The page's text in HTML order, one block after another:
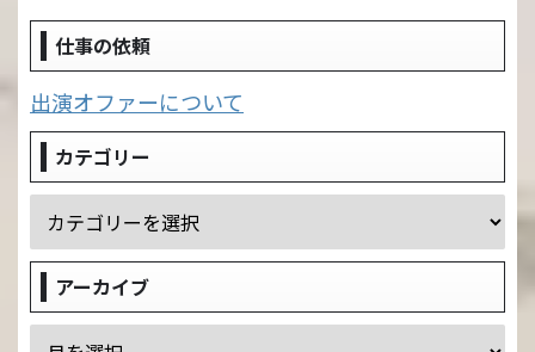
仕事の依頼
出演オファーについて
カテゴリー
アーカイブ